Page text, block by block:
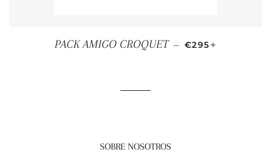
PACK AMIGO CROQUET — PRECIO
€295
SOBRE NOSOTROS